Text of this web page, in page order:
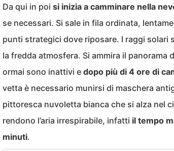
Da qui in poi si inizia a camminare nella
se necessari. Si sale in fila ordinata,
punti strategici dove riposare. I raggi solari
la fredda atmosfera. Si ammira il panorama
ormai sono inattivi e dopo più di 4 ore di
vetta è necessario munirsi di maschera
pittoresca nuvoletta bianca che si alza nel
rendono l’aria irrespirabile, infatti il tempo
minuti.